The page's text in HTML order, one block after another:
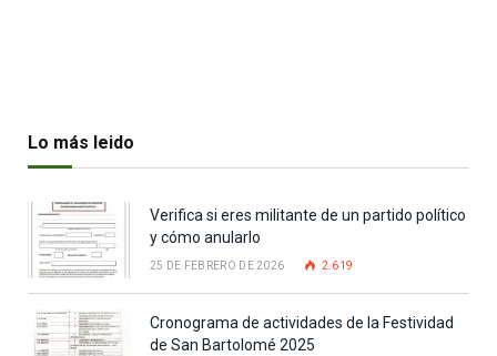
Lo más leido
Verifica si eres militante de un partido político
y cómo anularlo
25 DE FEBRERO DE 2026 2.619
Cronograma de actividades de la Festividad
de San Bartolomé 2025